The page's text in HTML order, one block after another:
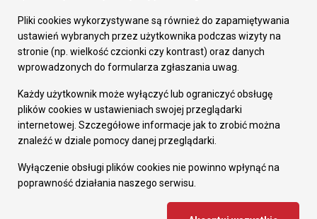
Gospodarka
Fundusze europejskie
Środki krajowe
Oferty inwestycyjne
Pozostałe
Deklaracja dostępności
Dane osobowe
Dodaj opinię o witrynie
Projekt i wdrożenie - MIGOMEDIA
Pliki cookies wykorzystywane są również do zapamiętywania
ustawień wybranych przez użytkownika podczas wizyty na
stronie (np. wielkość czcionki czy kontrast) oraz danych
wprowadzonych do formularza zgłaszania uwag.
Każdy użytkownik może wyłączyć lub ograniczyć obsługę
plików cookies w ustawieniach swojej przeglądarki
internetowej. Szczegółowe informacje jak to zrobić można
znaleźć w dziale pomocy danej przeglądarki.
Wyłączenie obsługi plików cookies nie powinno wpłynąć na
poprawność działania naszego serwisu.